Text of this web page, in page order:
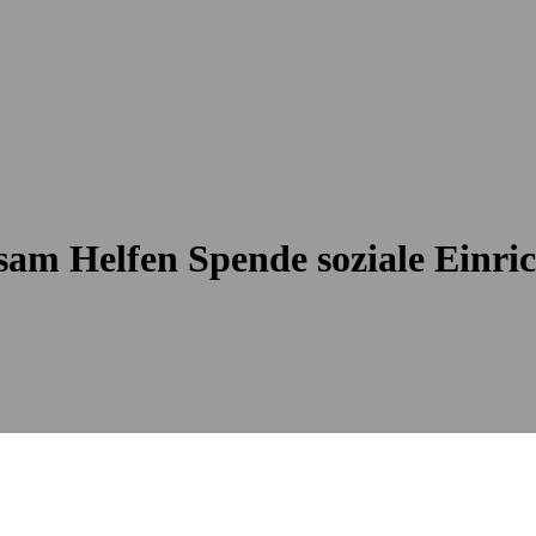
Helfen Spende soziale